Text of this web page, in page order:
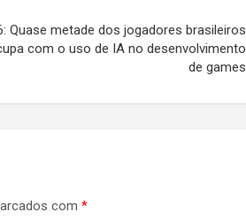
Quase metade dos jogadores brasileiros
com o uso de IA no desenvolvimento
de games
com*